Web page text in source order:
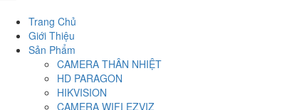
Trang Chủ
Giới Thiệu
Sản Phẩm
CAMERA THÂN NHIỆT
HD PARAGON
HIKVISION
CAMERA WIFI EZVIZ